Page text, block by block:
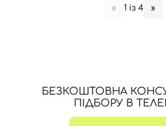
« 1 із 4 »
БЕЗКОШТОВНА
ПІДБОРУ В